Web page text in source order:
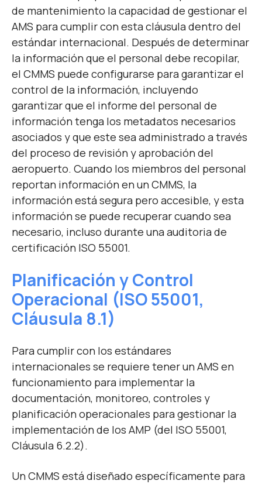
de mantenimiento la capacidad de gestionar el
AMS para cumplir con esta cláusula dentro del
estándar internacional. Después de determinar
la información que el personal debe recopilar,
el CMMS puede configurarse para garantizar el
control de la información, incluyendo
garantizar que el informe del personal de
información tenga los metadatos necesarios
asociados y que este sea administrado a través
del proceso de revisión y aprobación del
aeropuerto. Cuando los miembros del personal
reportan información en un CMMS, la
información está segura pero accesible, y esta
información se puede recuperar cuando sea
necesario, incluso durante una auditoria de
certificación ISO 55001.
Planificación y Control
Operacional (ISO 55001,
Cláusula 8.1)
Para cumplir con los estándares
internacionales se requiere tener un AMS en
funcionamiento para implementar la
documentación, monitoreo, controles y
planificación operacionales para gestionar la
implementación de los AMP (del ISO 55001,
Cláusula 6.2.2).
Un CMMS está diseñado específicamente para